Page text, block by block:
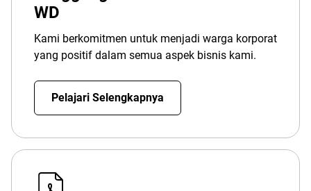
WD
Kami berkomitmen untuk menjadi warga korporat
yang positif dalam semua aspek bisnis kami.
Pelajari Selengkapnya